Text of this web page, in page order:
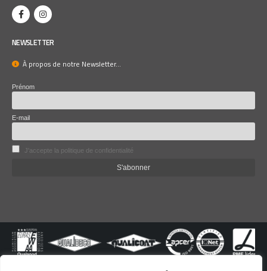
NEWSLETTER
À propos de notre Newsletter...
Prénom
E-mail
J'accepte la politique de confidentialité